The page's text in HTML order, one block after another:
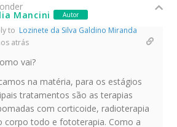
Mancini Autor
toLozinete da Silva Galdino Miranda
atrás
vai?
na matéria, para os estágios
tratamentos são as terapias
com corticoide, radioterapia
corpo todo e fototerapia. Como a